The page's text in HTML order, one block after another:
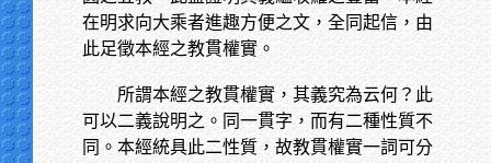
在明求向大乘者進趣方便之文，全同起信，由
此足徵本經之教貫權實。
所謂本經之教貫權實，其義究為云何？此
可以二義說明之。同一貫字，而有二種性質不
同。本經統具此二性質，故教貫權實一詞可分